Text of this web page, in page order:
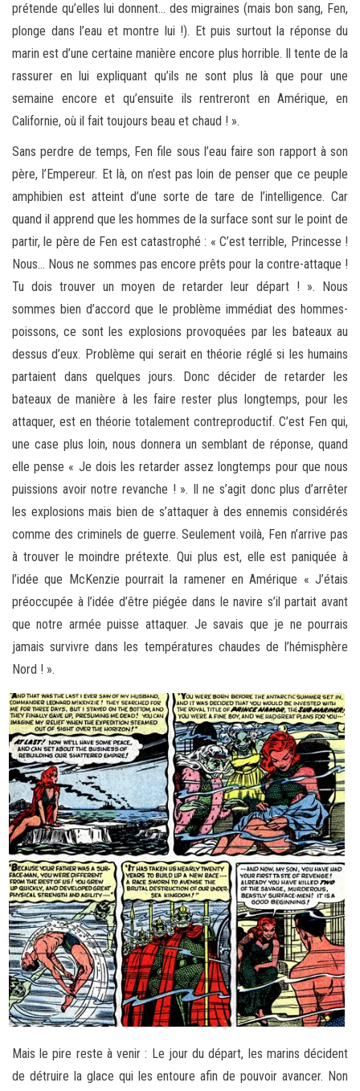
prétende qu’elles lui donnent… des migraines (mais bon sang, Fen,
plonge dans l’eau et montre lui !). Et puis surtout la réponse du
marin est d’une certaine manière encore plus horrible. Il tente de la
rassurer en lui expliquant qu’ils ne sont plus là que pour une
semaine encore et qu’ensuite ils rentreront en Amérique, en
Californie, où il fait toujours beau et chaud ! ».
Sans perdre de temps, Fen file sous l’eau faire son rapport à son
père, l’Empereur. Et là, on n’est pas loin de penser que ce peuple
amphibien est atteint d’une sorte de tare de l’intelligence. Car
quand il apprend que les hommes de la surface sont sur le point de
partir, le père de Fen est catastrophé : « C’est terrible, Princesse !
Nous… Nous ne sommes pas encore prêts pour la contre-attaque !
Tu dois trouver un moyen de retarder leur départ ! ». Nous
sommes bien d’accord que le problème immédiat des hommes-
poissons, ce sont les explosions provoquées par les bateaux au
dessus d’eux. Problème qui serait en théorie réglé si les humains
partaient dans quelques jours. Donc décider de retarder les
bateaux de manière à les faire rester plus longtemps, pour les
attaquer, est en théorie totalement contreproductif. C’est Fen qui,
une case plus loin, nous donnera un semblant de réponse, quand
elle pense « Je dois les retarder assez longtemps pour que nous
puissions avoir notre revanche ! ». Il ne s’agit donc plus d’arrêter
les explosions mais bien de s’attaquer à des ennemis considérés
comme des criminels de guerre. Seulement voilà, Fen n’arrive pas
à trouver le moindre prétexte. Qui plus est, elle est paniquée à
l’idée que McKenzie pourrait la ramener en Amérique « J’étais
préoccupée à l’idée d’être piégée dans le navire s’il partait avant
que notre armée puisse attaquer. Je savais que je ne pourrais
jamais survivre dans les températures chaudes de l’hémisphère
Nord ! ».
Mais le pire reste à venir : Le jour du départ, les marins décident
de détruire la glace qui les entoure afin de pouvoir avancer. Non